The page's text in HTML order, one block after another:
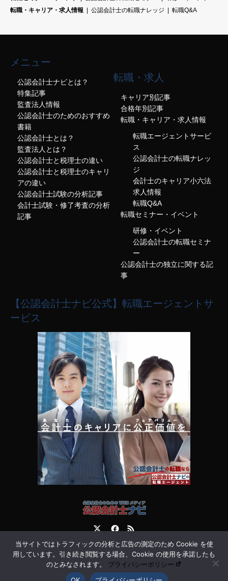
転職・キャリア・求人情報
公認会計士の転職ナレッジ 転職Q&A
メニュー
公認会計士ナビとは？
特集記事
監査法人情報
公認会計士のためのおすすめ
書籍
公認会計士とは？
監査法人とは？
公認会計士と税理士の違い
公認会計士と税理士のキャリ
アの違い
公認会計士試験の分析記事
会計士試験・修了考査の分析
記事
転職・求人
キャリア別記事
合格年別記事
転職・キャリア・求人情報
転職エージェントサービ
ス
公認会計士の転職ナレッ
ジ
会計士のキャリア小六法
求人情報
転職Q&A
転職セミナー・イベント
研修・イベント
公認会計士の転職セミナ
ー
公認会計士の独立に関する記
事
【公認会計士ナビ公式】転職エージェントサ
ービス
運営会社 お問合せ
当サイトではトラフィックの分析と広告の測定のため Cookie を使
用しています。引き続き閲覧する場合、Cookie の使用を承諾したも
のとみなされます。 プライバシーポリシー